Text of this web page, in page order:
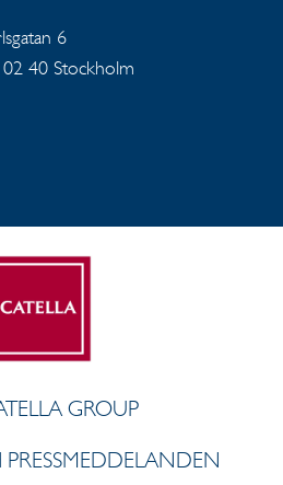
6
40 Stockholm
GROUP